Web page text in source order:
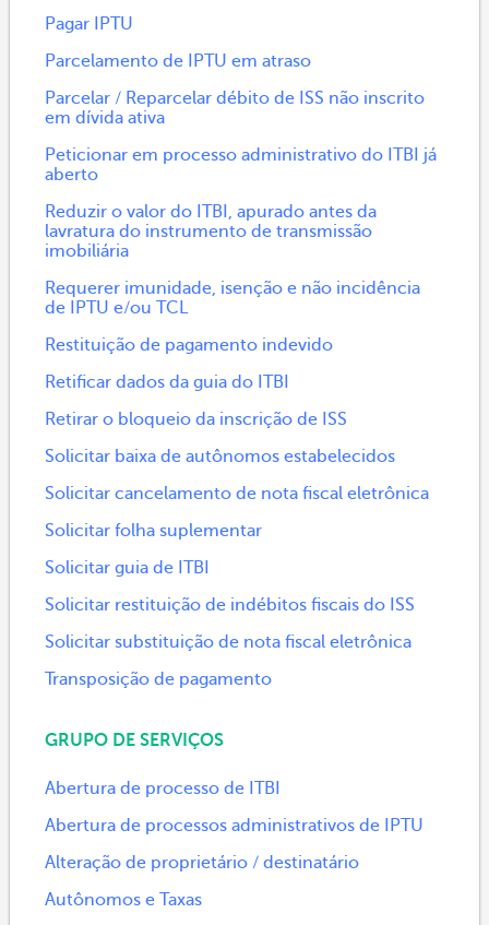
Pagar IPTU
Parcelamento de IPTU em atraso
Parcelar / Reparcelar débito de ISS não inscrito
em dívida ativa
Peticionar em processo administrativo do ITBI já
aberto
Reduzir o valor do ITBI, apurado antes da
lavratura do instrumento de transmissão
imobiliária
Requerer imunidade, isenção e não incidência
de IPTU e/ou TCL
Restituição de pagamento indevido
Retificar dados da guia do ITBI
Retirar o bloqueio da inscrição de ISS
Solicitar baixa de autônomos estabelecidos
Solicitar cancelamento de nota fiscal eletrônica
Solicitar folha suplementar
Solicitar guia de ITBI
Solicitar restituição de indébitos fiscais do ISS
Solicitar substituição de nota fiscal eletrônica
Transposição de pagamento
GRUPO DE SERVIÇOS
Abertura de processo de ITBI
Abertura de processos administrativos de IPTU
Alteração de proprietário / destinatário
Autônomos e Taxas